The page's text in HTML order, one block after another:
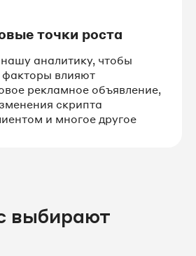
точки роста
аналитику, чтобы
факторы влияют
рекламное объявление,
скрипта
и многое другое
выбирают